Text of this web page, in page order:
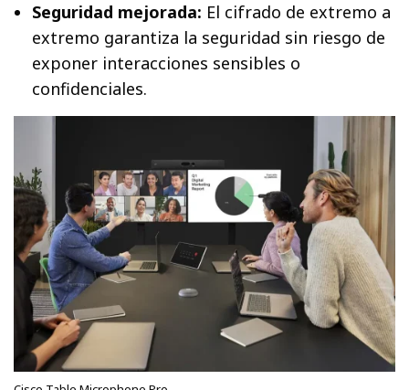
Seguridad mejorada: El cifrado de extremo a
extremo garantiza la seguridad sin riesgo de
exponer interacciones sensibles o
confidenciales.